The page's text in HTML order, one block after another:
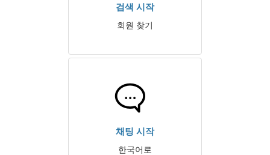
검색 시작
회원 찾기
채팅 시작
한국어로